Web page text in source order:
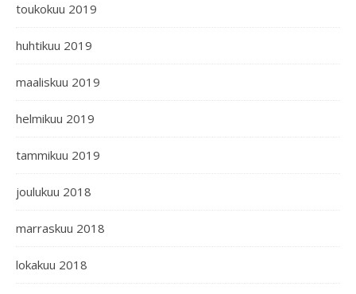
toukokuu 2019
huhtikuu 2019
maaliskuu 2019
helmikuu 2019
tammikuu 2019
joulukuu 2018
marraskuu 2018
lokakuu 2018